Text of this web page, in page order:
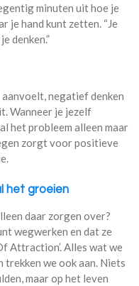
minuten uit hoe je
je hand kunt zetten. “Je
denken.”
negatief denken
Wanneer je jezelf
het probleem alleen maar
zorgt voor positieve
het groeien
daar zorgen over?
wegwerken en dat ze
Attraction’. Alles wat we
trekken we ook aan. Niets
maar op het leven